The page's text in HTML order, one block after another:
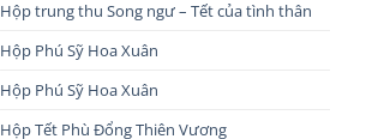
Hộp trung thu Song ngư – Tết của tình thân
Hộp Phú Sỹ Hoa Xuân
Hộp Phú Sỹ Hoa Xuân
Hộp Tết Phù Đổng Thiên Vương